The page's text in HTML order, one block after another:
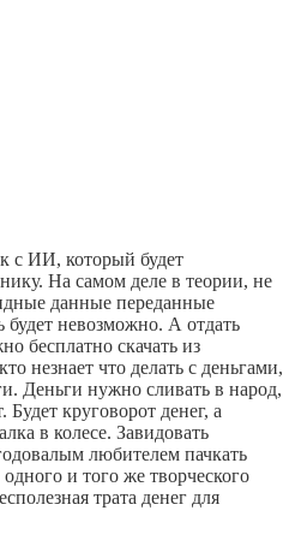
с ИИ, который будет
На самом деле в теории, не
данные переданные
будет невозможно. А отдать
бесплатно скачать из
незнает что делать с деньгами,
Деньги нужно сливать в народ,
круговорот денег, а
в колесе. Завидовать
любителем пачкать
и того же творческого
трата денег для